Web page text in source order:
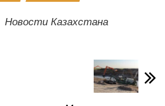
o
gr u
и
ть
Новости Казахстана